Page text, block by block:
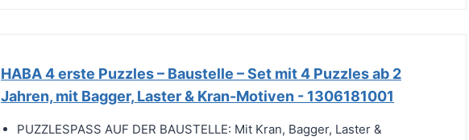
HABA 4 erste Puzzles – Baustelle – Set mit 4 Puzzles ab 2
Jahren, mit Bagger, Laster & Kran-Motiven - 1306181001
PUZZLESPASS AUF DER BAUSTELLE: Mit Kran, Bagger, Laster &